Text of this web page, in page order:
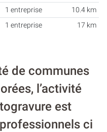
1 entreprise
10.4 km
1 entreprise 17 km
de communes
l’activité
est
ci